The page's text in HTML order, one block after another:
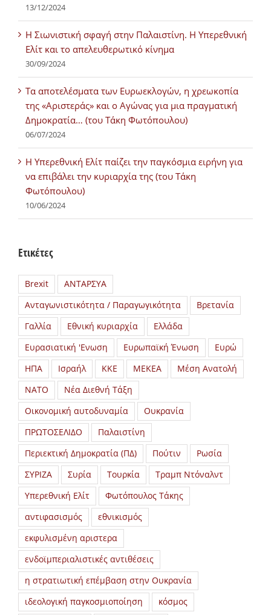
13/12/2024
Η Σιωνιστική σφαγή στην Παλαιστίνη. Η Υπερεθνική
Ελίτ και το απελευθερωτικό κίνημα
30/09/2024
Τα αποτελέσματα των Ευρωεκλογών, η χρεωκοπία
της «Αριστεράς» και ο Αγώνας για μια πραγματική
Δημοκρατία… (του Τάκη Φωτόπουλου)
06/07/2024
H Υπερεθνική Ελίτ παίζει την παγκόσμια ειρήνη για
να επιβάλει την κυριαρχία της (του Τάκη
Φωτόπουλου)
10/06/2024
Ετικέτες
Brexit
ΑΝΤΑΡΣΥΑ
Ανταγωνιστικότητα / Παραγωγικότητα
Βρετανία
Γαλλία
Εθνική κυριαρχία
Ελλάδα
Ευρασιατική 'Ενωση
Ευρωπαϊκή Ένωση
Ευρώ
ΗΠΑ
Ισραήλ ΚΚΕ ΜΕΚΕΑ
Μέση Ανατολή
ΝΑΤΟ
Νέα Διεθνή Τάξη
Οικονομική αυτοδυναμία
Ουκρανία
ΠΡΩΤΟΣΕΛΙΔΟ
Παλαιστίνη
Περιεκτική Δημοκρατία (ΠΔ)
Πούτιν
Ρωσία
ΣΥΡΙΖΑ
Συρία Τουρκία
Τραμπ Ντόναλντ
Υπερεθνική Ελίτ
Φωτόπουλος Τάκης
αντιφασισμός
εθνικισμός
εκφυλισμένη αριστερα
ενδοϊμπεριαλιστικές αντιθέσεις
η στρατιωτική επέμβαση στην Ουκρανία
ιδεολογική παγκοσμιοποίηση
κόσμος